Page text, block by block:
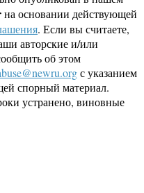
на основании действующей
. Если вы считаете,
авторские и/или
об этом
с указанием
спорный материал.
устранено, виновные